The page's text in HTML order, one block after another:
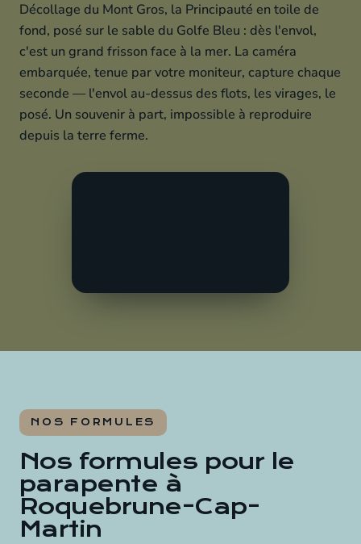
Décollage du Mont Gros, la Principauté en toile de
fond, posé sur le sable du Golfe Bleu : dès l'envol,
c'est un grand frisson face à la mer. La caméra
embarquée, tenue par votre moniteur, capture chaque
seconde — l'envol au-dessus des flots, les virages, le
posé. Un souvenir à part, impossible à reproduire
depuis la terre ferme.
NOS FORMULES
Nos formules pour le
parapente à
Roquebrune-Cap-
Martin